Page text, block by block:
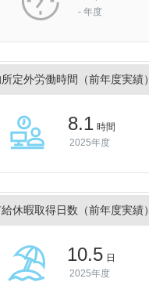
- 年度
定外労働時間（前年度実績）
8.1 時間
2025年度
休暇取得日数（前年度実績）
10.5 日
2025年度